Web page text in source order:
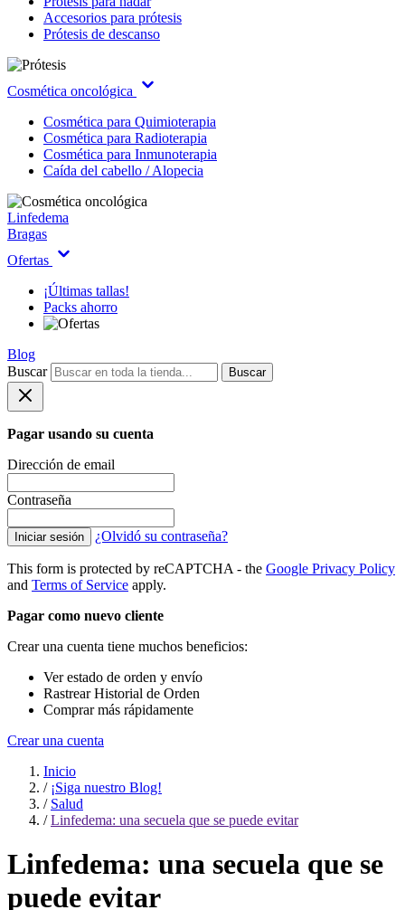
Accesorios para prótesis
Prótesis de descanso
Cosmética oncológica
Cosmética para Quimioterapia
Cosmética para Radioterapia
Cosmética para Inmunoterapia
Caída del cabello / Alopecia
Linfedema
Bragas
Ofertas
¡Últimas tallas!
Packs ahorro
Blog
Buscar
Buscar
Pagar usando su cuenta
Dirección de email
Contraseña
Iniciar sesión ¿Olvidó su contraseña?
This form is protected by reCAPTCHA - the Google Privacy Policy
and Terms of Service apply.
Pagar como nuevo cliente
Crear una cuenta tiene muchos beneficios:
Ver estado de orden y envío
Rastrear Historial de Orden
Comprar más rápidamente
Crear una cuenta
Inicio
/ ¡Siga nuestro Blog!
/ Salud
/ Linfedema: una secuela que se puede evitar
Linfedema: una secuela que se
puede evitar